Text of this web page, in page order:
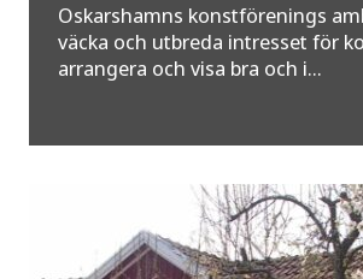
Oskarshamns konstförenings
väcka och utbreda intresset för
arrangera och visa bra och i...